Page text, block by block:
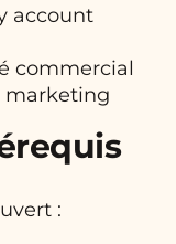
account
commercial
marketing
: